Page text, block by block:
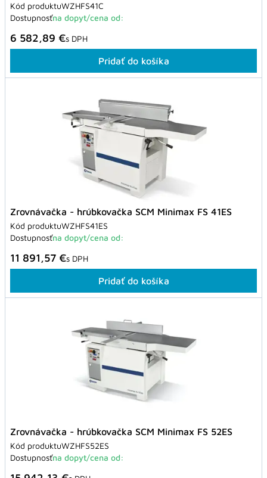
Kód produktuWZHFS41C
Dostupnosťna dopyt/cena od:
6 582,89 €s DPH
Pridať do košíka
Zrovnávačka - hrúbkovačka SCM Minimax FS 41ES
Kód produktuWZHFS41ES
Dostupnosťna dopyt/cena od:
11 891,57 €s DPH
Pridať do košíka
Zrovnávačka - hrúbkovačka SCM Minimax FS 52ES
Kód produktuWZHFS52ES
Dostupnosťna dopyt/cena od: